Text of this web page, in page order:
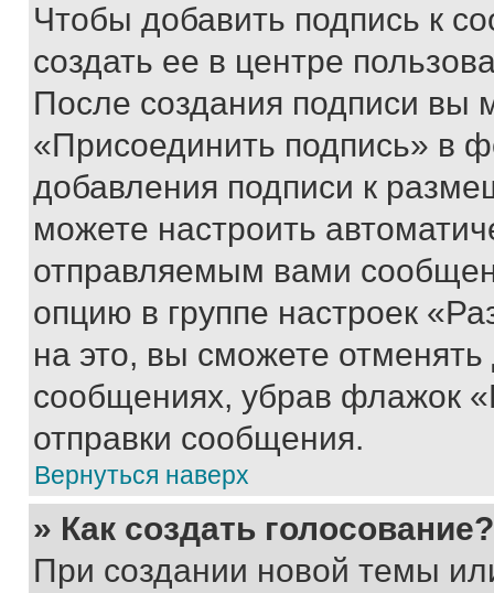
Чтобы добавить подпись к
создать ее в центре
После создания подписи вы
«Присоединить подпись» в
добавления подписи к
можете настроить
отправляемым вами
опцию в группе настроек
на это, вы сможете
сообщениях, убрав флажок
отправки сообщения.
Вернуться наверх
» Как создать голосование?
При создании новой темы